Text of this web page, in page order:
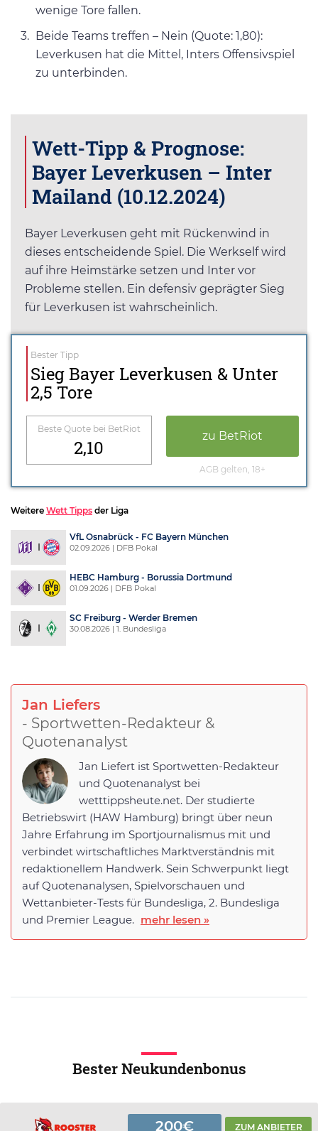
wenige Tore fallen.
Beide Teams treffen – Nein (Quote: 1,80):
Leverkusen hat die Mittel, Inters Offensivspiel
zu unterbinden.
Wett-Tipp & Prognose:
Bayer Leverkusen – Inter
Mailand (10.12.2024)
Bayer Leverkusen geht mit Rückenwind in
dieses entscheidende Spiel. Die Werkself wird
auf ihre Heimstärke setzen und Inter vor
Probleme stellen. Ein defensiv geprägter Sieg
für Leverkusen ist wahrscheinlich.
Bester Tipp
Sieg Bayer Leverkusen & Unter
2,5 Tore
Beste Quote bei BetRiot
2,10
zu BetRiot
AGB gelten, 18+
Weitere Wett Tipps der Liga
VfL Osnabrück - FC Bayern München
02.09.2026 | DFB Pokal
HEBC Hamburg - Borussia Dortmund
01.09.2026 | DFB Pokal
SC Freiburg - Werder Bremen
30.08.2026 | 1. Bundesliga
Jan Liefers
- Sportwetten-Redakteur &
Quotenanalyst
Jan Liefert ist Sportwetten-Redakteur
und Quotenanalyst bei
wetttippsheute.net. Der studierte
Betriebswirt (HAW Hamburg) bringt über neun
Jahre Erfahrung im Sportjournalismus mit und
verbindet wirtschaftliches Marktverständnis mit
redaktionellem Handwerk. Sein Schwerpunkt liegt
auf Quotenanalysen, Spielvorschauen und
Wettanbieter-Tests für Bundesliga, 2. Bundesliga
und Premier League. mehr lesen »
Bester Neukundenbonus
200€ ZUM ANBIETER